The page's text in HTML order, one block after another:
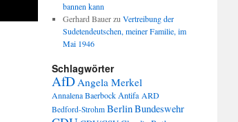
bannen kann
Gerhard Bauerzu Vertreibung der
Sudetendeutschen, meiner Familie, im
Mai 1946
Schlagwörter
AfDAngela Merkel
Annalena BaerbockAntifa ARD
Bedford-Strohm BerlinBundeswehr